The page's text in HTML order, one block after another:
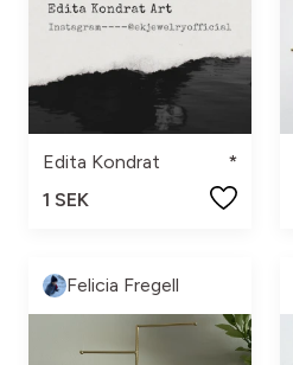
Edita Kondrat
*
1 SEK
Felicia Fregell